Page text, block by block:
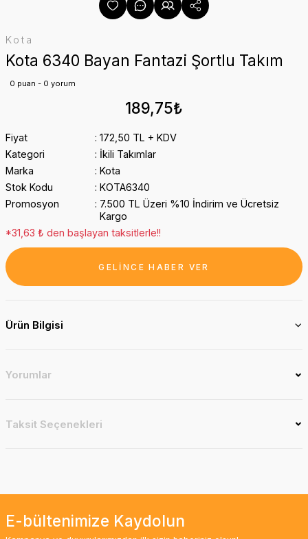
Kota
Kota 6340 Bayan Fantazi Şortlu Takım
0 puan - 0 yorum
189,75₺
Fiyat
172,50 TL + KDV
Kategori
İkili Takımlar
Marka
Kota
Stok Kodu
KOTA6340
Promosyon
7.500 TL Üzeri %10 İndirim ve Ücretsiz
Kargo
*31,63 ₺ den başlayan taksitlerle!!
GELİNCE HABER VER
Ürün Bilgisi
Yorumlar
Taksit Seçenekleri
E-bültenimize Kaydolun